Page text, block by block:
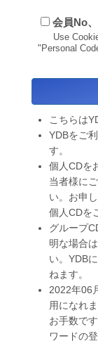
会員No
Use
"Personal
こちらは
YDBをご
す。
個人CDを
当者様に
い。お申
個人CDを
グループ
明な場合
い。YDB
ねます。
2022年06
用になれま
お手数です
ワードの